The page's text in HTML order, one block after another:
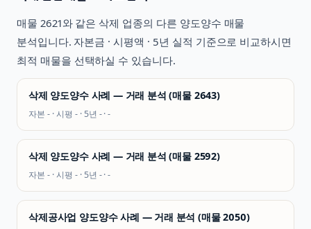
매물 2621와 같은삭제 업종의 다른 양도양수 매물
분석입니다. 자본금 · 시평액 · 5년 실적 기준으로 비교하시면
최적 매물을 선택하실 수 있습니다.
삭제 양도양수 사례 — 거래 분석 (매물 2643)
자본 -· 시평 -· 5년 -·-
삭제 양도양수 사례 — 거래 분석 (매물 2592)
자본 -· 시평 -· 5년 -·-
삭제공사업 양도양수 사례 — 거래 분석 (매물 2050)